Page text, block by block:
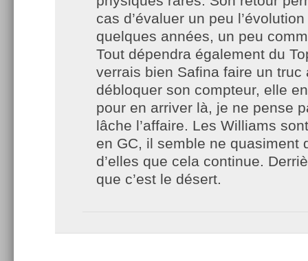
cas d’évaluer un peu
quelques années, un peu
Tout dépendra également du
verrais bien Safina faire un truc
débloquer son compteur, elle
pour en arriver là, je ne pense
lâche l’affaire. Les Williams
en GC, il semble ne quasiment
d’elles que cela continue.
que c’est le désert.